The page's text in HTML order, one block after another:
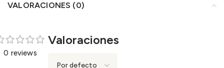
VALORACIONES (0)
0 reviews
Valoraciones